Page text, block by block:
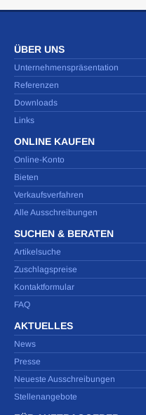
ÜBER UNS
Unternehmenspräsentation
Referenzen
Downloads
Links
ONLINE KAUFEN
Online-Konto
Bieten
Verkaufsverfahren
Alle Ausschreibungen
SUCHEN & BERATEN
Artikelsuche
Zuschlagspreise
Kontaktformular
FAQ
AKTUELLES
News
Presse
Neueste Ausschreibungen
Stellenangebote